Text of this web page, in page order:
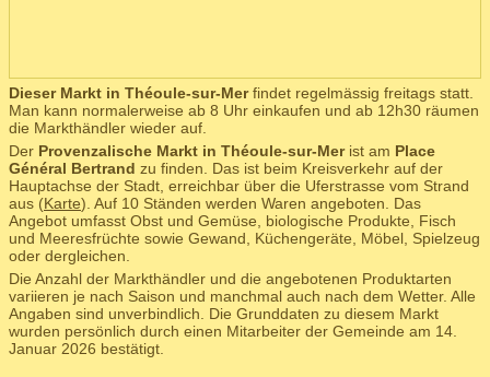
Dieser Markt in Théoule-sur-Merfindet regelmässig freitags statt.
Man kann normalerweise ab 8 Uhr einkaufen und ab 12h30 räumen
die Markthändler wieder auf.
Der Provenzalische Markt in Théoule-sur-Merist am Place
Général Bertrand zu finden. Das ist beim Kreisverkehr auf der
Hauptachse der Stadt, erreichbar über die Uferstrasse vom Strand
aus (Karte). Auf 10 Ständen werden Waren angeboten. Das
Angebot umfasst Obst und Gemüse, biologische Produkte, Fisch
und Meeresfrüchte sowie Gewand, Küchengeräte, Möbel, Spielzeug
oder dergleichen.
Die Anzahl der Markthändler und die angebotenen Produktarten
variieren je nach Saison und manchmal auch nach dem Wetter. Alle
Angaben sind unverbindlich. Die Grunddaten zu diesem Markt
wurden persönlich durch einen Mitarbeiter der Gemeinde am 14.
Januar 2026 bestätigt.